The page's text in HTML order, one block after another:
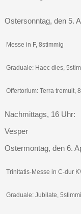
Ostersonntag, den 5.
Messe in F, 8stimmig
Graduale: Haec dies,
Offertorium: Terra tremuit,
Nachmittags, 16 Uhr:
Vesper
Ostermontag, den 6.
Trinitatis-Messe in C-dur
Graduale: Jubilate,